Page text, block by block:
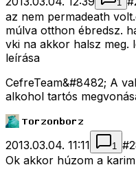
1
az nem permadeath
múlva otthon ébredsz.
vki na akkor halsz meg.
leírása
CefreTeam&#8482; A
alkohol tartós
2013.03.04. 11:11 1 #
Ok akkor húzom a